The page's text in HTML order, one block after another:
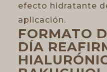
efecto hidratante
aplicación.
FORMATO
DÍA